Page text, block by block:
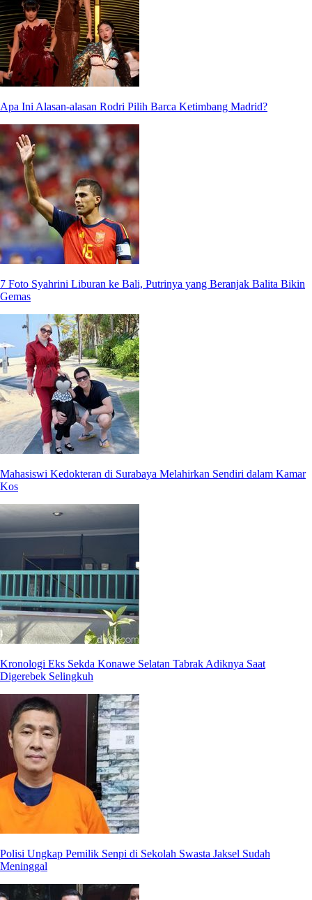
Apa Ini Alasan-alasan Rodri Pilih Barca Ketimbang Madrid?
7 Foto Syahrini Liburan ke Bali, Putrinya yang Beranjak Balita Bikin
Gemas
Mahasiswi Kedokteran di Surabaya Melahirkan Sendiri dalam Kamar
Kos
Kronologi Eks Sekda Konawe Selatan Tabrak Adiknya Saat
Digerebek Selingkuh
Polisi Ungkap Pemilik Senpi di Sekolah Swasta Jaksel Sudah
Meninggal